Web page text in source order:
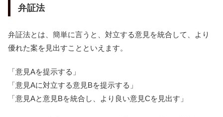
弁証法
弁証法とは、簡単に言うと、対立する意見を統合して、より
優れた案を見出すことといえます。
「意見Aを提示する」
「意見Aに対立する意見Bを提示する」
「意見Aと意見Bを統合し、より良い意見Cを見出す」